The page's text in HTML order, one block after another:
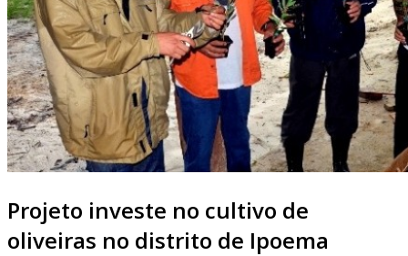
Projeto investe no cultivo de
oliveiras no distrito de Ipoema